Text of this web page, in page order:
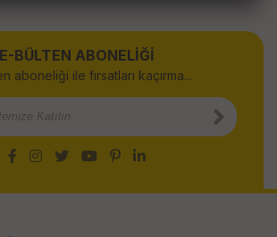
E-BÜLTEN ABONELİĞİ
aboneliği ile fırsatları kaçırma...